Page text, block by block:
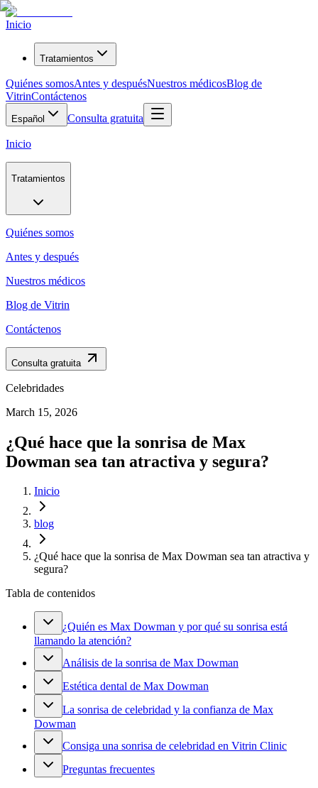
Inicio
Tratamientos
Quiénes somosAntes y despuésNuestros médicosBlog de
VitrinContáctenos
Español Consulta gratuita
Inicio
Tratamientos
Quiénes somos
Antes y después
Nuestros médicos
Blog de Vitrin
Contáctenos
Consulta gratuita
Celebridades
March 15, 2026
¿Qué hace que la sonrisa de Max
Dowman sea tan atractiva y segura?
Inicio
blog
¿Qué hace que la sonrisa de Max Dowman sea tan atractiva y
segura?
Tabla de contenidos
¿Quién es Max Dowman y por qué su sonrisa está
llamando la atención?
Análisis de la sonrisa de Max Dowman
Estética dental de Max Dowman
La sonrisa de celebridad y la confianza de Max
Dowman
Consiga una sonrisa de celebridad en Vitrin Clinic
Preguntas frecuentes